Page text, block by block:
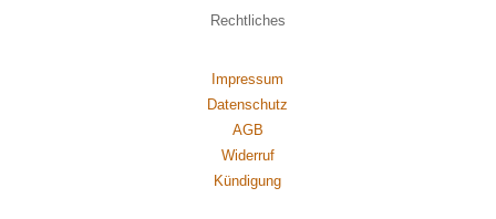
Rechtliches
Impressum
Datenschutz
AGB
Widerruf
Kündigung